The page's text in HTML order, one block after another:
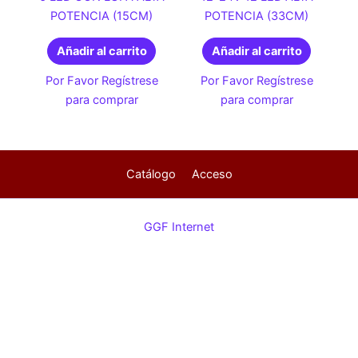
POTENCIA (15CM)
Añadir al carrito
Por Favor Regístrese
para comprar
POTENCIA (33CM)
Añadir al carrito
Por Favor Regístrese
para comprar
Catálogo Acceso
GGF Internet